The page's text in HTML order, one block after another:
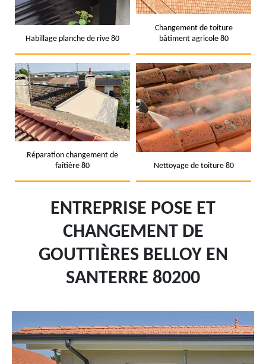
Habillage planche de rive 80
Changement de toiture
bâtiment agricole 80
Réparation changement de
faîtière 80
Nettoyage de toiture 80
ENTREPRISE POSE ET
CHANGEMENT DE
GOUTTIÈRES BELLOY EN
SANTERRE 80200